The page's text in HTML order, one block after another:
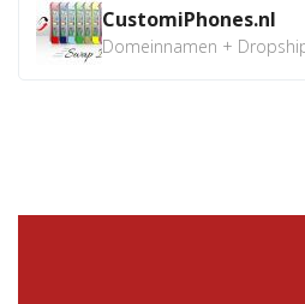
CustomiPhones.nl